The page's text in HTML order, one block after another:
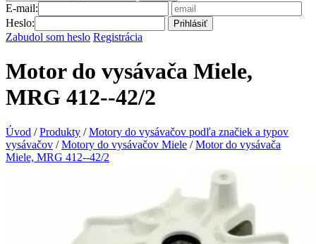
E-mail:
Heslo:
Prihlásiť
Zabudol som heslo Registrácia
Motor do vysávača Miele,
MRG 412--42/2
Úvod / Produkty / Motory do vysávačov podľa značiek a typov
vysávačov / Motory do vysávačov Miele / Motor do vysávača
Miele, MRG 412--42/2